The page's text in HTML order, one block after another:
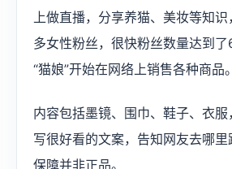
上做直播，分享养猫、美妆等知
多女性粉丝，很快粉丝数量达到了
“猫娘”开始在网络上销售各种商品。
内容包括墨镜、围巾、鞋子、衣
写很好看的文案，告知网友去哪
保障并非正品。